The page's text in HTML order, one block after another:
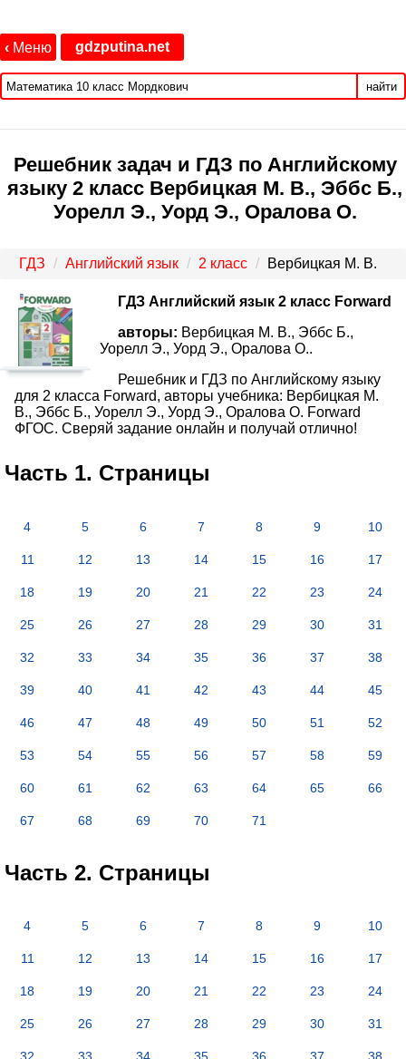
‹ Меню gdzputina.net
найти
Решебник задач и ГДЗ по Английскому
языку 2 класс Вербицкая М. В., Эббс Б.,
Уорелл Э., Уорд Э., Оралова О.
ГДЗ Английский язык 2 класс Вербицкая М. В.
ГДЗ Английский язык 2 класс Forward
авторы: Вербицкая М. В., Эббс Б.,
Уорелл Э., Уорд Э., Оралова О..
Решебник и ГДЗ по Английскому языку
для 2 класса Forward, авторы учебника: Вербицкая М.
В., Эббс Б., Уорелл Э., Уорд Э., Оралова О. Forward
ФГОС. Сверяй задание онлайн и получай отлично!
Часть 1. Страницы
4 5 6 7 8 9 10
11 12 13 14 15 16 17
18 19 20 21 22 23 24
25 26 27 28 29 30 31
32 33 34 35 36 37 38
39 40 41 42 43 44 45
46 47 48 49 50 51 52
53 54 55 56 57 58 59
60 61 62 63 64 65 66
67 68 69 70 71
Часть 2. Страницы
4 5 6 7 8 9 10
11 12 13 14 15 16 17
18 19 20 21 22 23 24
25 26 27 28 29 30 31